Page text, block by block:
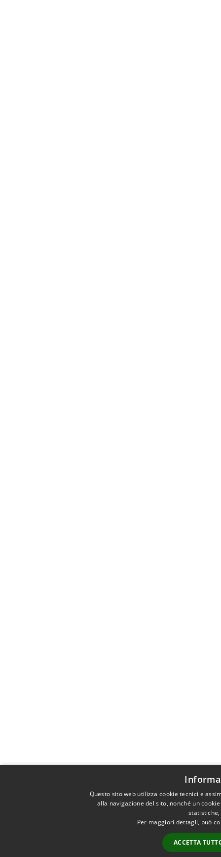
Questo sito web utilizza cookie tecnici e
alla navigazione del sito, nonché un
Per maggiori dettagli, può
ACCETTA